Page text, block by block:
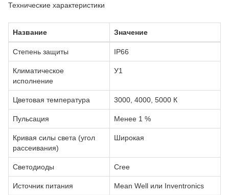
Технические характеристики
Название Значение
Степень защиты IP66
Климатическое
исполнение
У1
Цветовая температура 3000, 4000, 5000 К
Пульсация Менее 1 %
Кривая силы света (угол
рассеивания)
Широкая
Светодиоды Cree
Источник питания Mean Well или Inventronics